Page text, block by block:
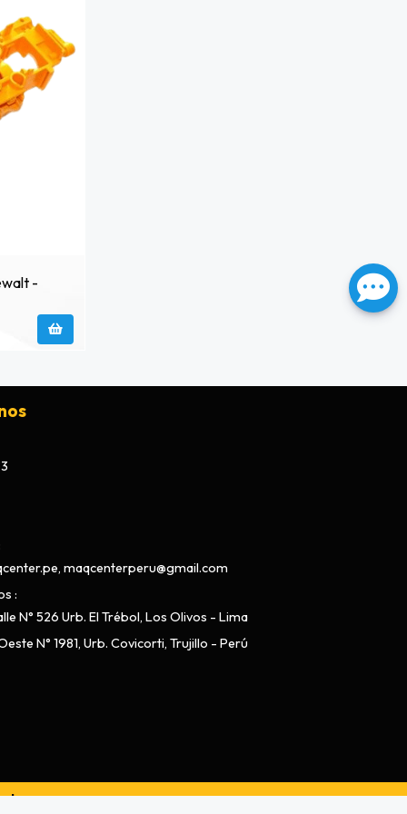
-
maqcenterperu@gmail.com
N° 526 Urb. El Trébol, Los Olivos - Lima
N° 1981, Urb. Covicorti, Trujillo - Perú
porBsale